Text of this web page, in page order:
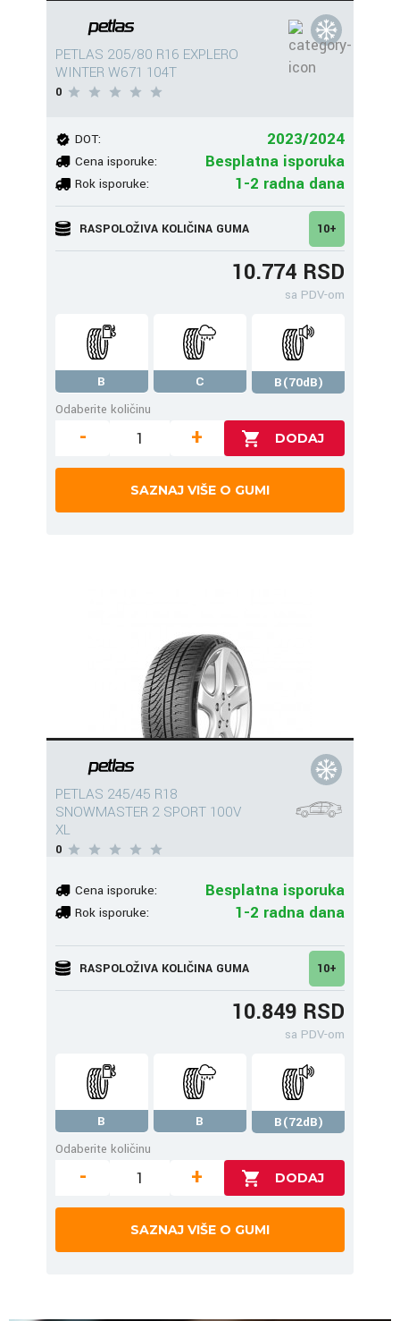
PETLAS 205/80 R16 EXPLERO
WINTER W671 104T
0
DOT: 2023/2024
Cena isporuke: Besplatna isporuka
Rok isporuke: 1-2 radna dana
RASPOLOŽIVA KOLIČINA GUMA 10+
10.774 RSD
sa PDV-om
B C
B(70dB)
Odaberite količinu
- +
SAZNAJ VIŠE O GUMI
PETLAS 245/45 R18
SNOWMASTER 2 SPORT 100V
XL
0
Cena isporuke: Besplatna isporuka
Rok isporuke: 1-2 radna dana
RASPOLOŽIVA KOLIČINA GUMA 10+
10.849 RSD
sa PDV-om
B B
B(72dB)
Odaberite količinu
- +
SAZNAJ VIŠE O GUMI